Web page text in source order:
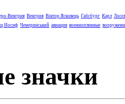
Венгрия Венгрия Віктор Ясковець Габсбург Карл Лосєв
Иосиф Чемеринський авиация военнопленные
значки